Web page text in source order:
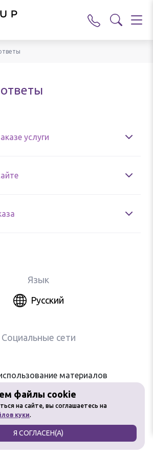
услуги
файлы cookie
на сайте, вы соглашаетесь на
куки.
Я СОГЛАСЕН(А)
Язык
Русский
Социальные сети
материалов